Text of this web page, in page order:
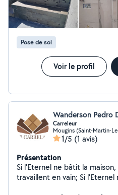
Pose de sol
Voir le profil
Carreleur
Mougins (Saint-Martin-
1/5 (1 avis)
Présentation
Si l'Eternel ne bâtit la
travaillent en vain; Si